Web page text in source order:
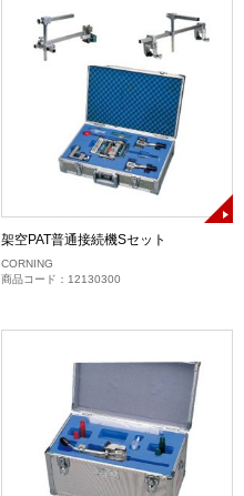
架空PAT普通接続機Sセット
CORNING
商品コード：12130300